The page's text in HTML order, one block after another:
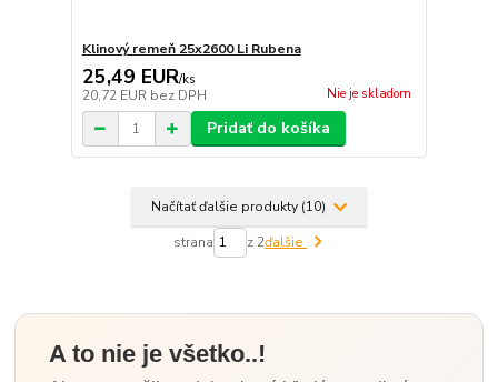
Klinový remeň 25x2600 Li Rubena
25,49 EUR/ks
20,72 EUR bez DPH Nie je skladom
Pridať do košíka
Načítať ďalšie produkty (10)
strana z 2ďalšie
A to nie je všetko..!